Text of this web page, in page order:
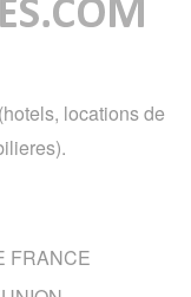
locations de
FRANCE